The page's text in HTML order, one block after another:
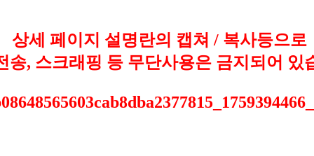
상세 페이지 설명란의 캡쳐 / 복사등으로
송, 스크래핑 등 무단사용은 금지되어 있